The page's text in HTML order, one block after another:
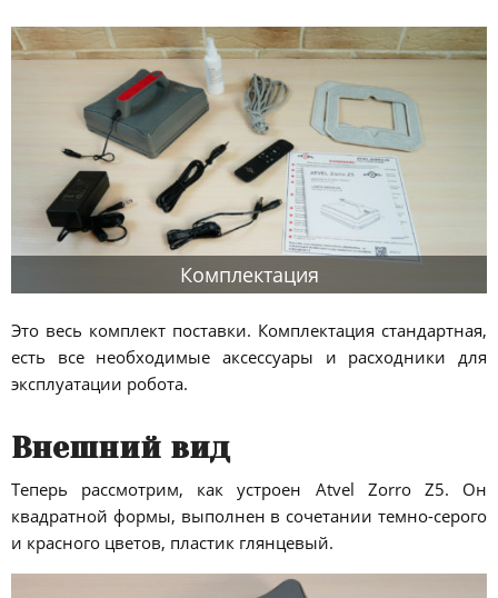
Комплектация
Это весь комплект поставки. Комплектация стандартная,
есть все необходимые аксессуары и расходники для
эксплуатации робота.
Внешний вид
Теперь рассмотрим, как устроен Atvel Zorro Z5. Он
квадратной формы, выполнен в сочетании темно-серого
и красного цветов, пластик глянцевый.